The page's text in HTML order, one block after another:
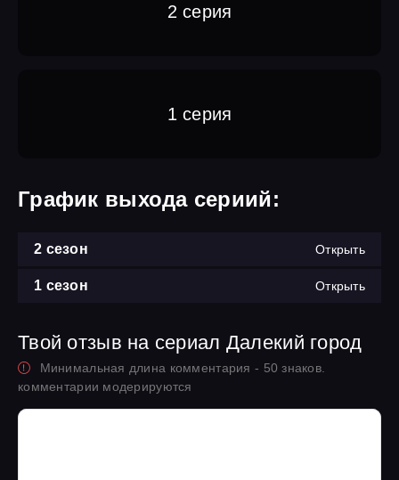
2 серия
1 серия
График выхода сериий:
2 сезон Открыть
1 сезон Открыть
Твой отзыв на сериал Далекий город
Минимальная длина комментария - 50 знаков.
комментарии модерируются